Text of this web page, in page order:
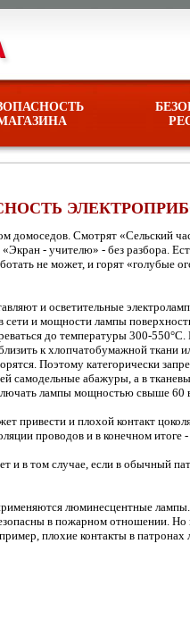
домоседов. Смотрят «Сельский
- учителю» - без разбора.
не может, и горят «голубые
и осветительные
сети и мощности лампы
до температуры 300-550°С.
к хлопчатобумажной ткани
Поэтому категорически
самодельные абажуры, а в
лампы мощностью свыше 60
привести и плохой контакт
проводов и в конечном итоге
и в том случае, если в обычный
люминесцентные
в пожарном отношении.
плохие контакты в